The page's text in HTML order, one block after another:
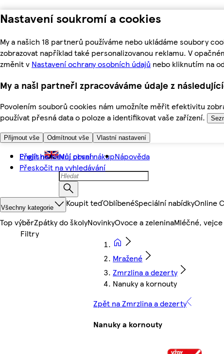
Nastavení soukromí a cookies
My a našich 18 partnerů používáme nebo ukládáme soubory
zobrazovat například také personalizovanou reklamu. V
změnit v Nastavení ochrany osobních údajů nebo kliknutím na
My a naši partneři zpracováváme údaje z
Povolením souborů cookies nám umožníte měřit efektivitu
používat přesná data o poloze a identifikovat vaše zařízení.
Přijmout vše Odmítnout vše Vlastní nastavení
Přejít na hlavní obsah
Přeskočit na vyhledávání
English Můj první nákupNápověda
Všechny kategorie Koupit teďOblíbenéSpeciální nabídkyOnline
Top výběrZpátky do školyNovinkyOvoce a zeleninaMléčné,
Mražené
Zmrzlina a dezerty
Nanuky a kornouty
Zpět na Zmrzlina a dezerty
Nanuky a kornouty